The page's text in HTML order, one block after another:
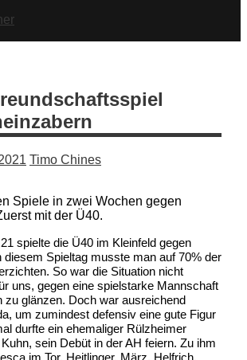
Timo Chines
Spiele in zwei Wochen gegen
mit der Ü40.
spielte die Ü40 im Kleinfeld gegen
diesem Spieltag musste man auf 70% der
So war die Situation nicht
uns, gegen eine spielstarke Mannschaft
zu glänzen. Doch war ausreichend
um zumindest defensiv eine gute Figur
durfte ein ehemaliger Rülzheimer
sein Debüt in der AH feiern. Zu ihm